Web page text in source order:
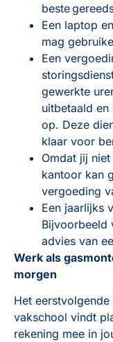
beste
Een laptop
mag
Een
gewerkte
uitbetaald
op. Deze
klaar voor
Omdat jij
kantoor kan
vergoeding
Een jaarlijks
Bijvoorbeeld
advies van
Werk als
morgen
Het
vakschool vindt
rekening mee in